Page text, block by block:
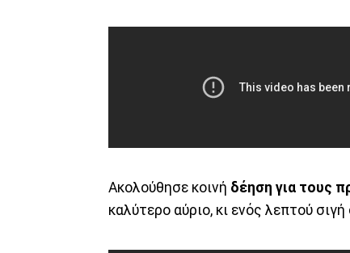
Ακολούθησε κοινή δέηση για τους
καλύτερο αύριο, κι ενός λεπτού